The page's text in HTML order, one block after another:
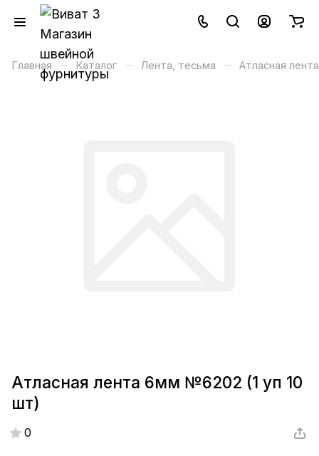
Главная – Каталог – Лента, тесьма – Атласная лента
Атласная лента 6мм №6202 (1 уп 10
шт)
0